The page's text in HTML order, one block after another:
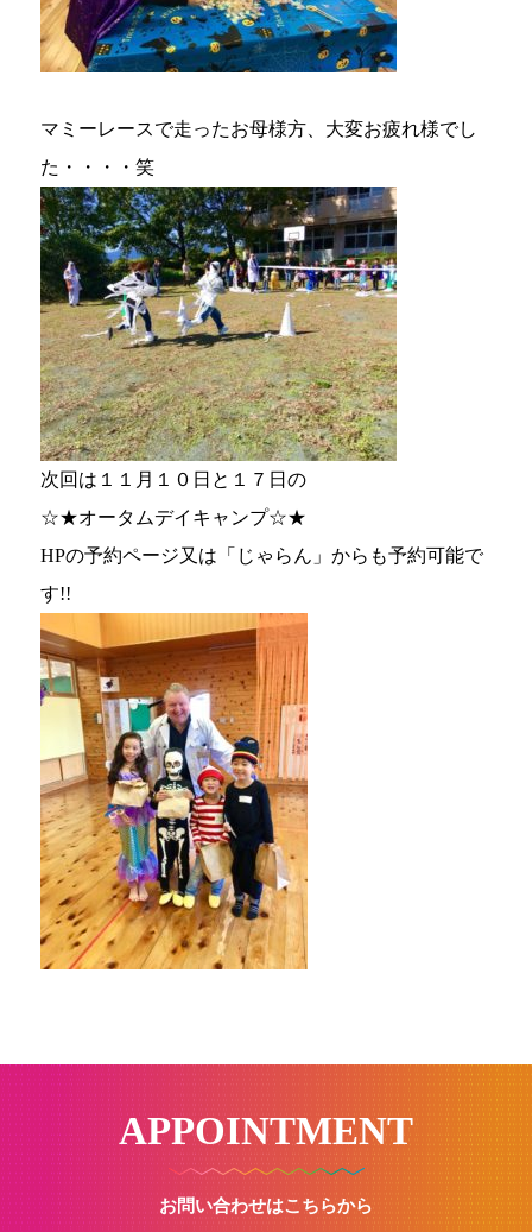
マミーレースで走ったお母様方、大変お疲れ様でし
た・・・・笑
次回は１１月１０日と１７日の
☆★オータムデイキャンプ☆★
HPの予約ページ又は「じゃらん」からも予約可能で
す!!
APPOINTMENT
お問い合わせはこちらから